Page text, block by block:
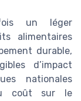
un léger
alimentaires
durable,
d’impact
nationales
coût sur le